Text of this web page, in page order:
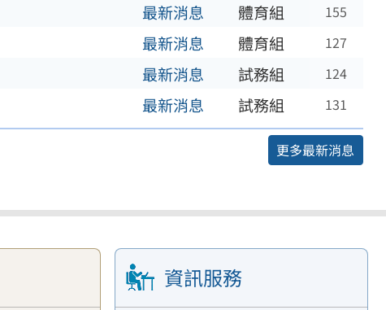
最新消息 體育組 155
最新消息 體育組 127
最新消息 試務組 124
最新消息 試務組 131
更多最新消息
資訊服務